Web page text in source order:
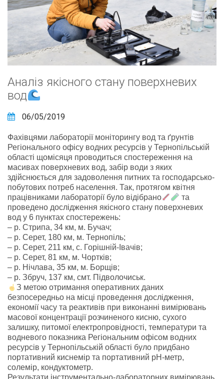
Аналіз якісного стану поверхневих
вод
06/05/2019
Фахівцями лабораторії моніторингу вод та ґрунтів
Регіонального офісу водних ресурсів у Тернопільській
області щомісяця проводиться спостереження на
масивах поверхневих вод, забір води з яких
здійснюється для задоволення питних та господарсько-
побутових потреб населення. Так, протягом квітня
працівниками лабораторії було відібрано
та
проведено дослідження якісного стану поверхневих
вод у 6 пунктах спостережень:
– р. Стрипа, 34 км, м. Бучач;
– р. Серет, 180 км, м. Тернопіль;
– р. Серет, 211 км, с. Горішній-Івачів;
– р. Серет, 81 км, м. Чортків;
– р. Нічлава, 35 км, м. Борщів;
– р. Збруч, 137 км, смт. Підволочиськ.
З метою отримання оперативних даних
безпосередньо на місці проведення дослідження,
економії часу та реактивів при виконанні вимірювань
масової концентрації розчиненого кисню, сухого
залишку, питомої електропровідності, температури та
водневого показника Регіональним офісом водних
ресурсів у Тернопільській області було придбано
портативний киснемір та портативний рН-метр,
солемір, кондуктометр.